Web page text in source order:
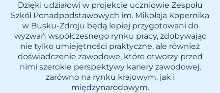
Dzięki udziałowi w projekcie uczniowie Zespołu
Szkół Ponadpodstawowych im. Mikołaja Kopernika
w Busku-Zdroju będą lepiej przygotowani do
wyzwań współczesnego rynku pracy, zdobywając
nie tylko umiejętności praktyczne, ale również
doświadczenie zawodowe, które otworzy przed
nimi szerokie perspektywy kariery zawodowej,
zarówno na rynku krajowym, jak i
międzynarodowym.